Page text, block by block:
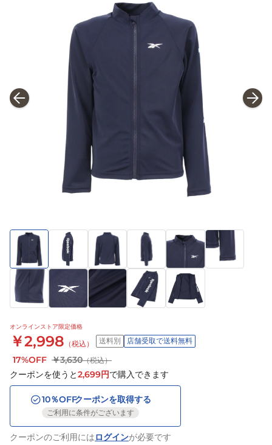
オンラインストア限定価格
￥2,998 （税込） 送料別 店舗受取で送料無料
17%OFF ￥3,630（税込）
クーポンを使うと2,699円で購入できます
10％OFFクーポンを取得する
ご利用に条件がございます
クーポンのご利用にはログインが必要です